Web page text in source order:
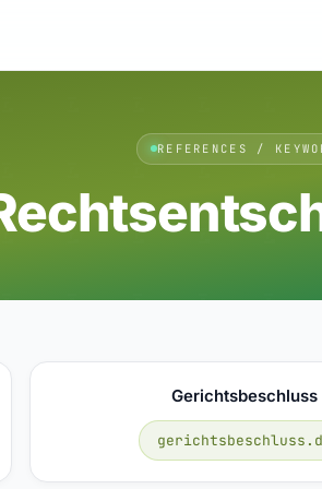
REFERENCES /
Gerichtsbeschluss